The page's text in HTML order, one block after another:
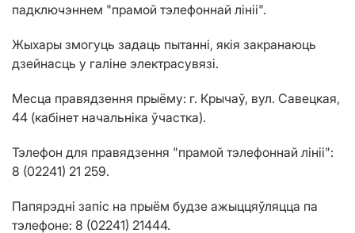
падключэннем "прамой тэлефоннай лініі".
Жыхары змогуць задаць пытанні, якія закранаюць
дзейнасць у галіне электрасувязі.
Месца правядзення прыёму: г. Крычаў, вул. Савецкая,
44 (кабінет начальніка ўчастка).
Тэлефон для правядзення "прамой тэлефоннай лініі":
8 (02241) 21 259.
Папярэдні запіс на прыём будзе ажыццяўляцца па
тэлефоне: 8 (02241) 21444.